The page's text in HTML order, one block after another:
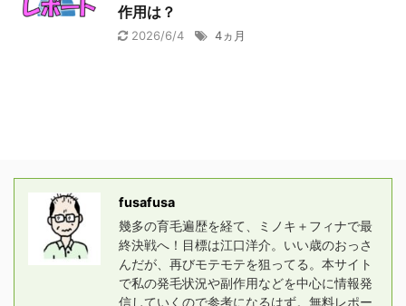
作用は？
2026/6/4 4ヵ月
fusafusa
幾多の育毛遍歴を経て、ミノキ＋フィナで最
終決戦へ！目標は江口洋介。いい歳のおっさ
んだが、再びモテモテを狙ってる。本サイト
で私の発毛状況や副作用などを中心に情報発
信していくので参考になるはず。無料レポー